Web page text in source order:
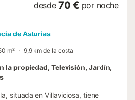
desde 70 € por noche
de Asturias
m² 9,9 km de la costa
la propiedad, Televisión, Jardín,
situada en Villaviciosa, tiene